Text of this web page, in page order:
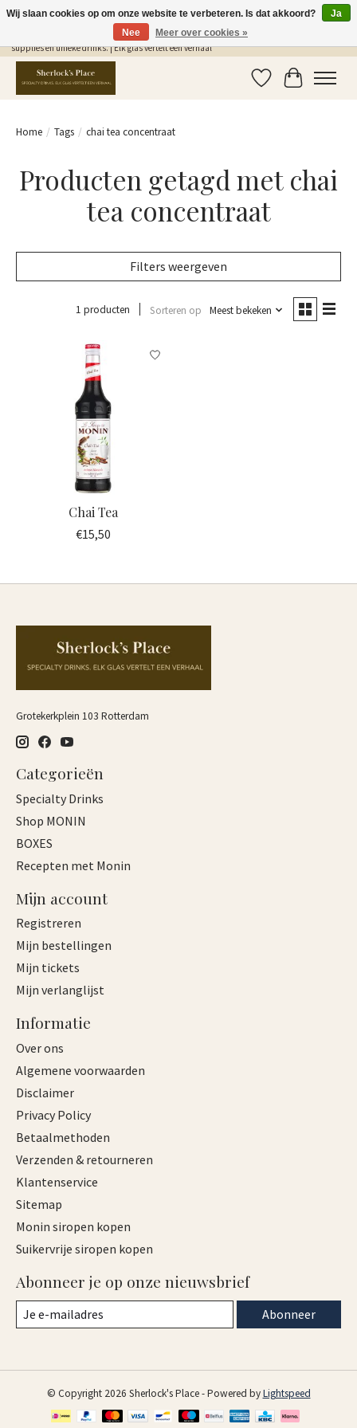
Gratis Verzending in NL vanaf €75,- | Sherlocks Place: dé plek voor MONIN siropen, bar
supplies en unieke drinks. | Elk glas vertelt een verhaal
Verlanglijst
Home / Tags / chai tea concentraat
Producten getagd met chai
tea concentraat
Filters weergeven
1 producten Sorteren op Meest bekeken
Chai Tea
€15,50
Grotekerkplein 103 Rotterdam
Categorieën
Specialty Drinks
Shop MONIN
BOXES
Recepten met Monin
Mijn account
Registreren
Mijn bestellingen
Mijn tickets
Mijn verlanglijst
Informatie
Over ons
Algemene voorwaarden
Disclaimer
Privacy Policy
Betaalmethoden
Verzenden & retourneren
Klantenservice
Sitemap
Monin siropen kopen
Suikervrije siropen kopen
Abonneer je op onze nieuwsbrief
Abonneer
© Copyright 2026 Sherlock's Place - Powered byLightspeed
Wij slaan cookies op om onze website te verbeteren. Is dat akkoord?
Ja
Nee
Meer over cookies »